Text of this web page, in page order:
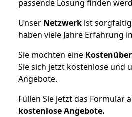
passende Lösung finden
Unser Netzwerk ist
haben viele Jahre Erfahrung
Sie möchten eine
Sie sich jetzt kostenlose und
Angebote.
Füllen Sie jetzt das Formular
kostenloseAngebote.